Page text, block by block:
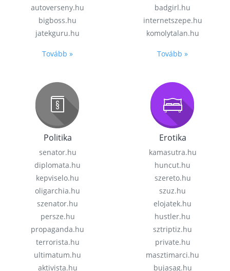
autoverseny.hu
bigboss.hu
jatekguru.hu
Tovább »
badgirl.hu
internetszepe.hu
komolytalan.hu
Tovább »
Politika
senator.hu
diplomata.hu
kepviselo.hu
oligarchia.hu
szenator.hu
persze.hu
propaganda.hu
terrorista.hu
ultimatum.hu
aktivista.hu
Erotika
kamasutra.hu
huncut.hu
szereto.hu
szuz.hu
elojatek.hu
hustler.hu
sztriptiz.hu
private.hu
masztimarci.hu
bujasag.hu